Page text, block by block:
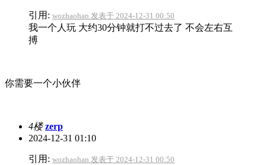
引用: wozhaohan 发表于 2024-12-31 00:50
我一个人玩 大约30分钟就打不过去了 不会左右互
搏
你需要一个小伙伴
4楼 zerp
2024-12-31 01:10
引用: wozhaohan 发表于 2024-12-31 00:50